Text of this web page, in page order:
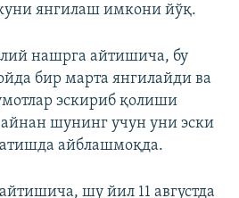
янгилаш имкони йўқ.
нашрга айтишича, бу
бир марта янгилайди ва
эскириб қолиши
шунинг учун уни эски
айблашмоқда.
шу йил 11 августда